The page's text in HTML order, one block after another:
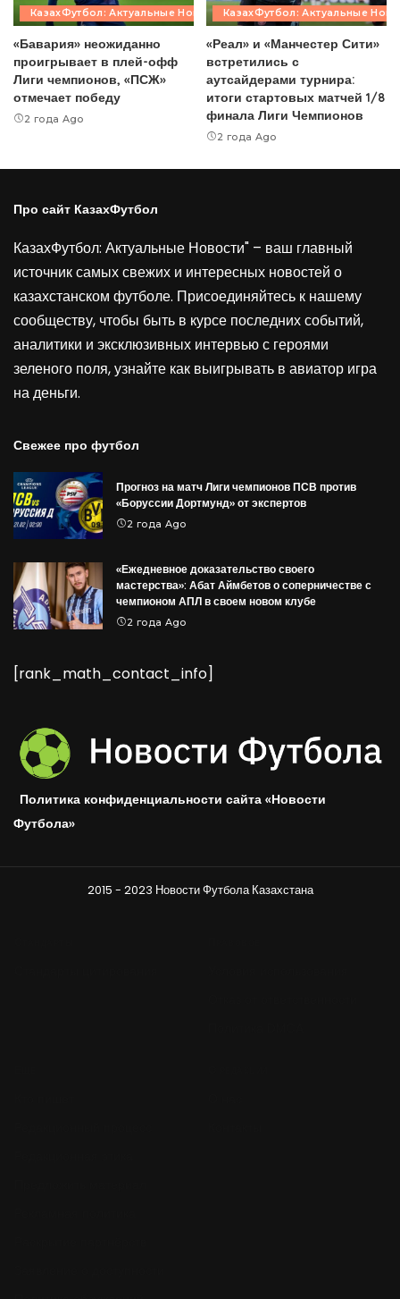
КазахФутбол: Актуальные Новости
«Бавария» неожиданно
проигрывает в плей-офф
Лиги чемпионов, «ПСЖ»
отмечает победу
2 года Ago
КазахФутбол: Актуальные
«Реал» и «Манчестер Сити»
встретились с
аутсайдерами турнира:
итоги стартовых матчей 1/8
финала Лиги Чемпионов
2 года Ago
Про сайт КазахФутбол
КазахФутбол: Актуальные Новости" – ваш главный
источник самых свежих и интересных новостей о
казахстанском футболе. Присоединяйтесь к нашему
сообществу, чтобы быть в курсе последних событий,
аналитики и эксклюзивных интервью с героями
зеленого поля, узнайте как выигрывать в авиатор игра
на деньги.
Свежее про футбол
Прогноз на матч Лиги чемпионов ПСВ против
«Боруссии Дортмунд» от экспертов
2 года Ago
«Ежедневное доказательство своего
мастерства»: Абат Аймбетов о соперничестве с
чемпионом АПЛ в своем новом клубе
2 года Ago
[rank_math_contact_info]
Политика конфиденциальности сайта «Новости
Футбола»
2015 - 2023 Новости Футбола Казахстана